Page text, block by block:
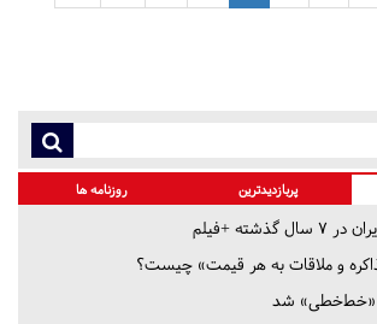
پربازدیدترین روزنامه ها
+فیلم
و ملاقات به هر قیمت» چیست؟
«خط‌خطی» شد